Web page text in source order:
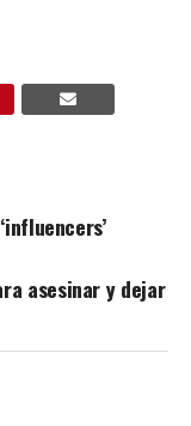
asesinar y dejar